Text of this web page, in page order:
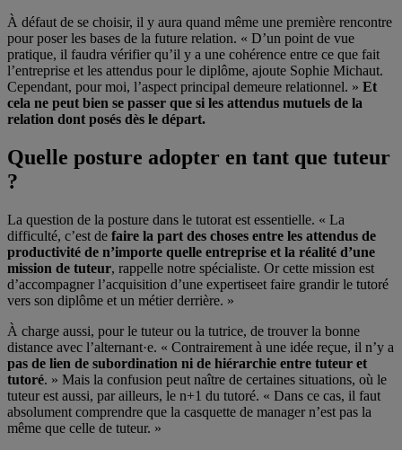
À défaut de se choisir, il y aura quand même une première rencontre
pour poser les bases de la future relation. « D’un point de vue
pratique, il faudra vérifier qu’il y a une cohérence entre ce que fait
l’entreprise et les attendus pour le diplôme, ajoute Sophie Michaut.
Cependant, pour moi, l’aspect principal demeure relationnel. » Et
cela ne peut bien se passer que si les attendus mutuels de la
relation dont posés dès le départ.
Quelle posture adopter en tant que tuteur
?
La question de la posture dans le tutorat est essentielle. « La
difficulté, c’est de faire la part des choses entre les attendus de
productivité de n’importe quelle entreprise et la réalité d’une
mission de tuteur, rappelle notre spécialiste. Or cette mission est
d’accompagner l’acquisition d’une expertiseet faire grandir le tutoré
vers son diplôme et un métier derrière. »
À charge aussi, pour le tuteur ou la tutrice, de trouver la bonne
distance avec l’alternant·e. « Contrairement à une idée reçue, il n’y a
pas de lien de subordination ni de hiérarchie entre tuteur et
tutoré. » Mais la confusion peut naître de certaines situations, où le
tuteur est aussi, par ailleurs, le n+1 du tutoré. « Dans ce cas, il faut
absolument comprendre que la casquette de manager n’est pas la
même que celle de tuteur. »